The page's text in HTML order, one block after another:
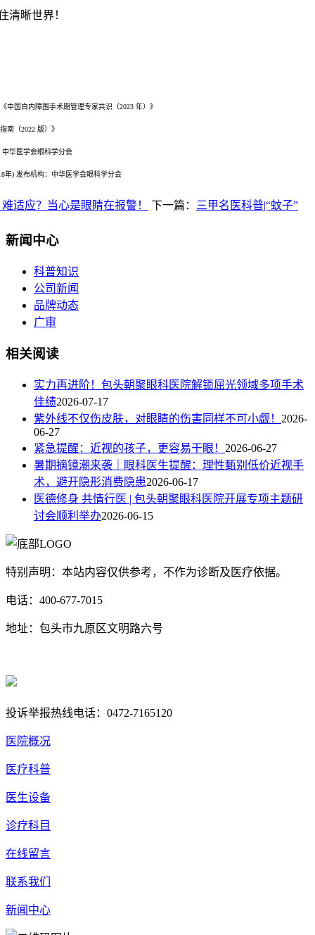
清晰世界！
国白内障围手术期管理专家共识（2023 年）》
南（2022 版）》
中华医学会眼科学分会
年) 发布机构：中华医学会眼科学分会
适应？当心是眼睛在报警！ 下一篇： 三甲名医科普|“蚊子”
新闻中心
科普知识
公司新闻
品牌动态
广审
相关阅读
实力再进阶！包头朝聚眼科医院解锁屈光领域多项手术
佳绩2026-07-17
紫外线不仅伤皮肤，对眼睛的伤害同样不可小觑！ 2026-
06-27
紧急提醒：近视的孩子，更容易干眼！ 2026-06-27
暑期摘镜潮来袭｜眼科医生提醒：理性甄别低价近视手
术，避开隐形消费隐患2026-06-17
医德修身 共情行医 | 包头朝聚眼科医院开展专项主题研
讨会顺利举办2026-06-15
特别声明：本站内容仅供参考，不作为诊断及医疗依据。
电话：400-677-7015
地址：包头市九原区文明路六号
投诉举报热线电话：0472-7165120
医院概况
医疗科普
医生设备
诊疗科目
在线留言
联系我们
新闻中心